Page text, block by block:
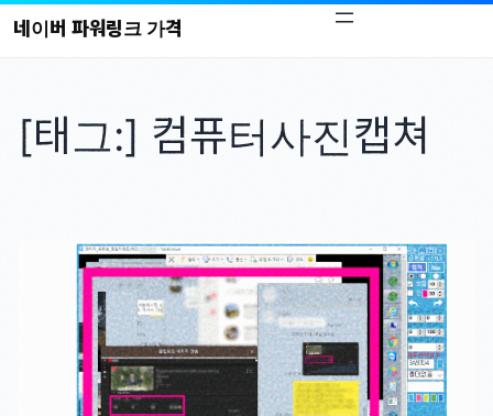
콘
네이버 파워링크 가격
[태그:] 컴퓨터사진캡쳐